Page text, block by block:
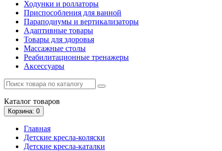
Ходунки и роллаторы
Приспособления для ванной
Параподиумы и вертикализаторы
Адаптивные товары
Товары для здоровья
Массажные столы
Реабилитационные тренажеры
Аксессуары
Каталог товаров
Корзина: 0
Главная
Детские кресла-коляски
Детские кресла-каталки